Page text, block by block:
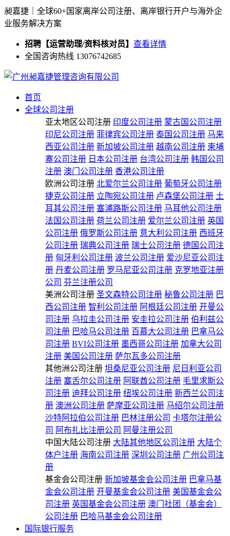
昶嘉捷｜全球60+国家离岸公司注册、离岸银行开户与海外企
业服务解决方案
招聘【运营助理/资料核对员】 查看详情
全国咨询热线 13076742685
首页
全球公司注册
亚太地区公司注册 印度公司注册 蒙古国公司注册
印尼公司注册 菲律宾公司注册 泰国公司注册 马来
西亚公司注册 新加坡公司注册 越南公司注册 柬埔
寨公司注册 日本公司注册 台湾公司注册 韩国公司
注册 澳门公司注册 香港公司注册
欧洲公司注册 北爱尔兰公司注册 葡萄牙公司注册
捷克公司注册 立陶宛公司注册 卢森堡公司注册 土
耳其公司注册 塞浦路斯公司注册 马耳他公司注册
法国公司注册 荷兰公司注册 爱尔兰公司注册 英国
公司注册 俄罗斯公司注册 意大利公司注册 西班牙
公司注册 瑞典公司注册 瑞士公司注册 德国公司注
册 匈牙利公司注册 波兰公司注册 爱沙尼亚公司注
册 丹麦公司注册 罗马尼亚公司注册 克罗地亚注册
公司 芬兰注册公司
美洲公司注册 圣文森特公司注册 秘鲁公司注册 巴
西公司注册 智利公司注册 阿根廷公司注册 开曼公
司注册 乌拉圭公司注册 安圭拉公司注册 伯利兹公
司注册 巴哈马公司注册 百慕大公司注册 巴拿马公
司注册 BVI公司注册 墨西哥公司注册 加拿大公司
注册 美国公司注册 萨尔瓦多公司注册
其他洲公司注册 坦桑尼亚公司注册 尼日利亚公司
注册 塞舌尔公司注册 阿联酋公司注册 毛里求斯公
司注册 迪拜公司注册 纽埃公司注册 新西兰公司注
册 澳洲公司注册 萨摩亚公司注册 马绍尔公司注册
沙特阿拉伯公司注册 巴林注册公司 卡塔尔注册公
司 阿布扎比注册公司 阿曼注册公司
中国大陆公司注册 大陆其他地区公司注册 大陆个
体户注册 海南公司注册 深圳公司注册 广州公司注
册
基金会公司注册 新加坡基金会公司注册 巴拿马基
金会公司注册 开曼基金会公司注册 美国基金会公
司注册 英国基金会公司注册 澳门社团（基金会）
公司注册 巴哈马基金会公司注册
国际银行服务